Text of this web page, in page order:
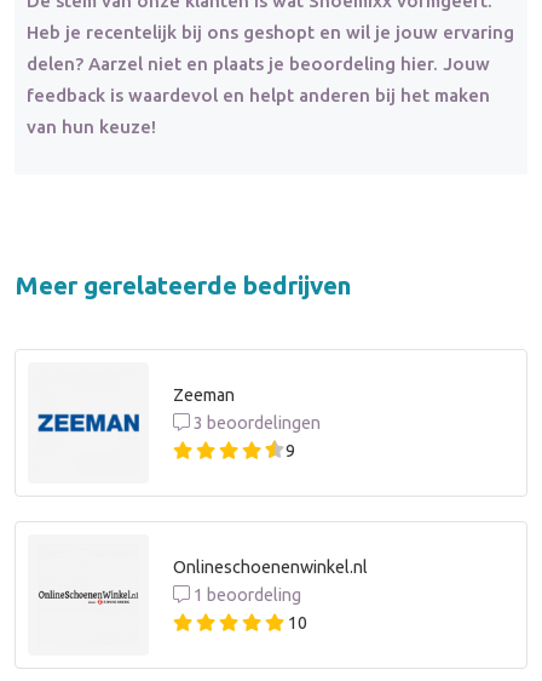
Heb je recentelijk bij ons geshopt en wil je jouw ervaring
delen? Aarzel niet en plaats je beoordeling hier. Jouw
feedback is waardevol en helpt anderen bij het maken
van hun keuze!
Meer gerelateerde bedrijven
Zeeman
3 beoordelingen
9
Onlineschoenenwinkel.nl
1 beoordeling
10